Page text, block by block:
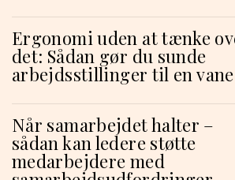
Ergonomi uden at tænke
det: Sådan gør du sunde
arbejdsstillinger til en vane
Når samarbejdet halter –
sådan kan ledere støtte
medarbejdere med